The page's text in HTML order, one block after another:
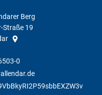
Berg
Straße 19
0